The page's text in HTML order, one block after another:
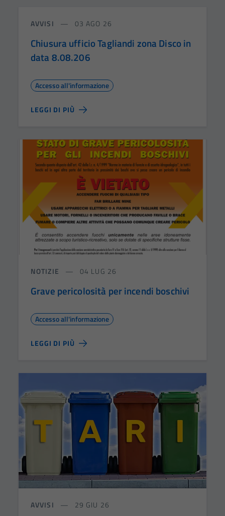
AVVISI 03 AGO 26
Chiusura ufficio Tagliandi zona Disco in
data 8.08.206
Accesso all'informazione
LEGGI DI PIÙ
NOTIZIE 04 LUG 26
Grave pericolosità per incendi boschivi
Accesso all'informazione
LEGGI DI PIÙ
AVVISI 29 GIU 26